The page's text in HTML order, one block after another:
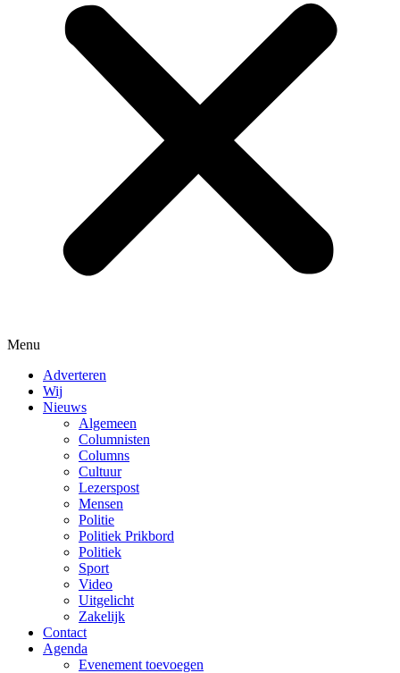
Menu
Adverteren
Wij
Nieuws
Algemeen
Columnisten
Columns
Cultuur
Lezerspost
Mensen
Politie
Politiek Prikbord
Politiek
Sport
Video
Uitgelicht
Zakelijk
Contact
Agenda
Evenement toevoegen